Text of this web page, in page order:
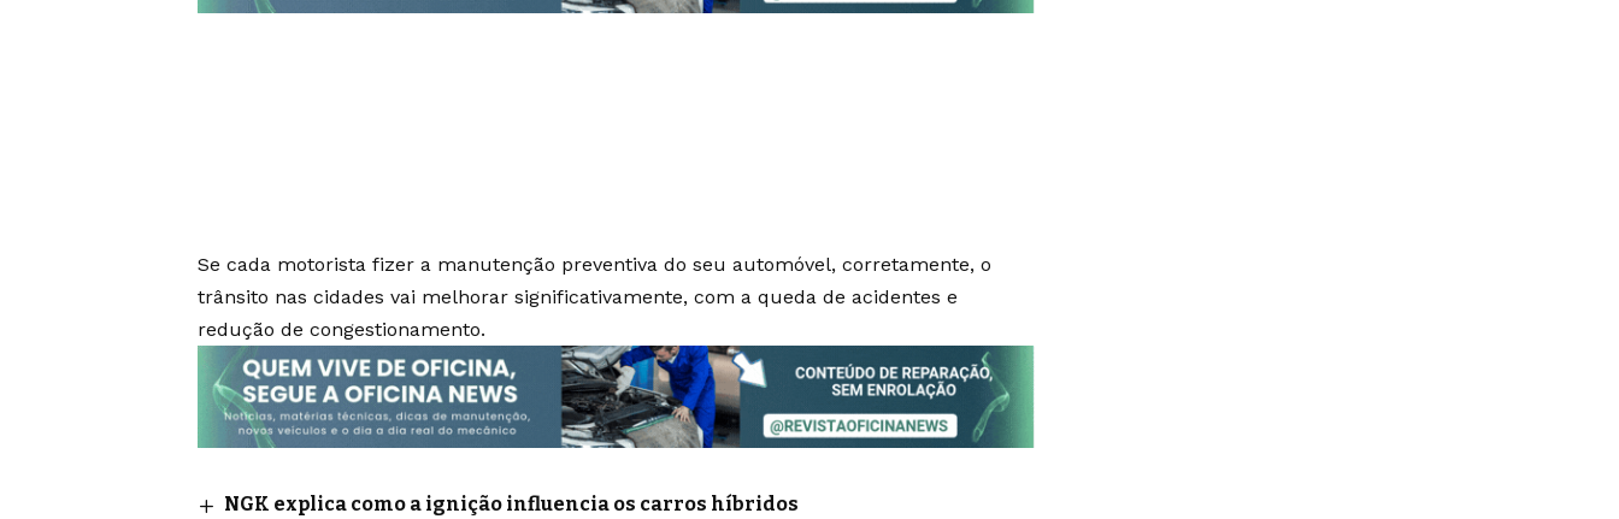
Se cada motorista fizer a manutenção preventiva do seu automóvel, corretamente, o
trânsito nas cidades vai melhorar significativamente, com a queda de acidentes e
redução de congestionamento.
NGK explica como a ignição influencia os carros híbridos